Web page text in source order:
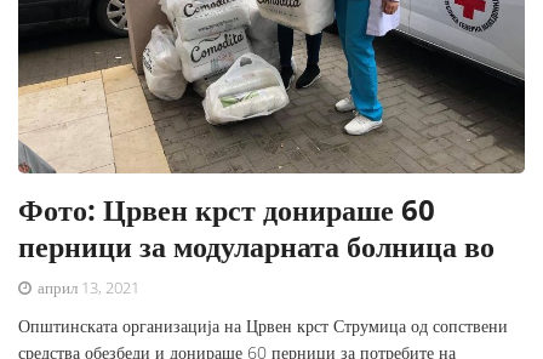
Фото: Црвен крст донираше 60
перници за модуларната болница во
април 13, 2021
Општинската организација на Црвен крст Струмица од сопствени
средства обезбеди и донираше 60 перници за потребите на